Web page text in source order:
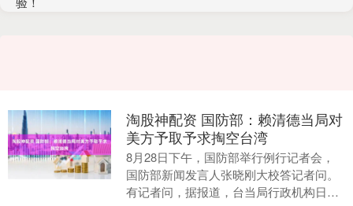
淘股神配资 国防部：赖清德当局对
美方予取予求掏空台湾
8月28日下午，国防部举行例行记者会，
国防部新闻发言人张晓刚大校答记者问。
有记者问，据报道，台当局行政机构日前